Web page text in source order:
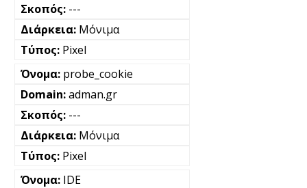
---
Μόνιμα
Pixel
probe_cookie
adman.gr
---
Μόνιμα
Pixel
IDE